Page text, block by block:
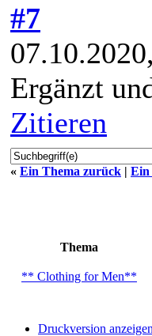
#7
Ergänzt
Zitieren
« Ein Thema zurück | Ein
Thema
** Clothing for Men**
Druckversion anzeigen